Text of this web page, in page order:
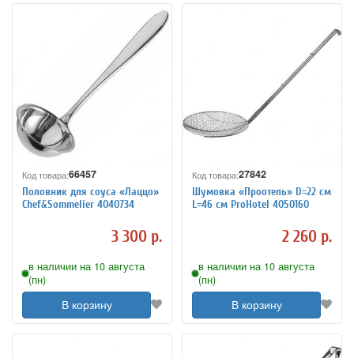
Код товара:66457
Половник для соуса «Лаццо»
Chef&Sommelier 4040734
3 300 р.
в наличии на 10 августа
(пн)
В корзину
Код товара:27842
Шумовка «Проотель» D=22 см
L=46 см ProHotel 4050160
2 260 р.
в наличии на 10 августа
(пн)
В корзину